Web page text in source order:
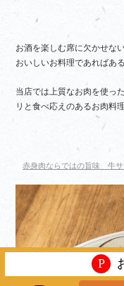
お酒を楽しむ席に欠かせな
おいしいお料理であればあ
当店では上質なお肉を使っ
リと食べ応えのあるお肉料
赤身肉ならではの旨味 牛サ
P